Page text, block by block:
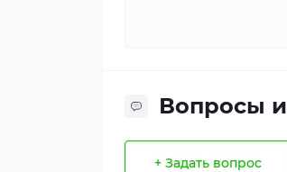
Вопросы
+ Задать вопрос